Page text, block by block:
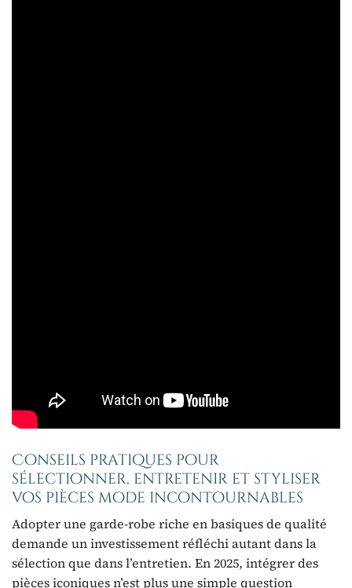
Conseils pratiques pour
sélectionner, entretenir et styliser
vos pièces mode incontournables
Adopter une garde-robe riche en basiques de qualité
demande un investissement réfléchi autant dans la
sélection que dans l’entretien. En 2025, intégrer des
pièces iconiques n’est plus une simple question